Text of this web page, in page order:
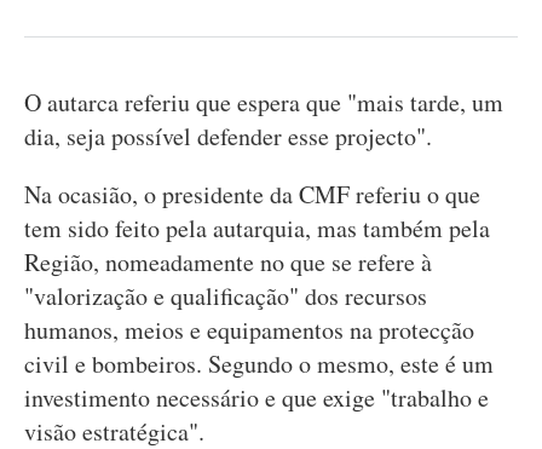
O autarca referiu que espera que "mais tarde, um
dia, seja possível defender esse projecto".
Na ocasião, o presidente da CMF referiu o que
tem sido feito pela autarquia, mas também pela
Região, nomeadamente no que se refere à
"valorização e qualificação" dos recursos
humanos, meios e equipamentos na protecção
civil e bombeiros. Segundo o mesmo, este é um
investimento necessário e que exige "trabalho e
visão estratégica".